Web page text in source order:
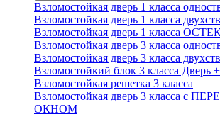
Взломостойкая дверь 1 класса
Взломостойкая дверь 1 класса
Взломостойкая дверь 1 класса
Взломостойкая дверь 3 класса
Взломостойкая дверь 3 класса
Взломостойкий блок 3 класса Дверь
Взломостойкая решетка 3 класса
Взломостойкая дверь 3 класса с
ОКНОМ